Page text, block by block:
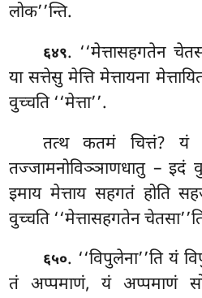
लोक’’न्ति.
६४९. ‘‘मेत्तासहगतेन
या सत्तेसु मेत्ति मेत्तायना
वुच्चति ‘‘मेत्ता’’.
तत्थ कतमं चित्तं? यं
तज्जामनोविञ्ञाणधातु – इदं
इमाय मेत्ताय सहगतं होति
वुच्चति ‘‘मेत्तासहगतेन
६५०. ‘‘विपुलेना’’तियं
तं अप्पमाणं, यं अप्पमाणं